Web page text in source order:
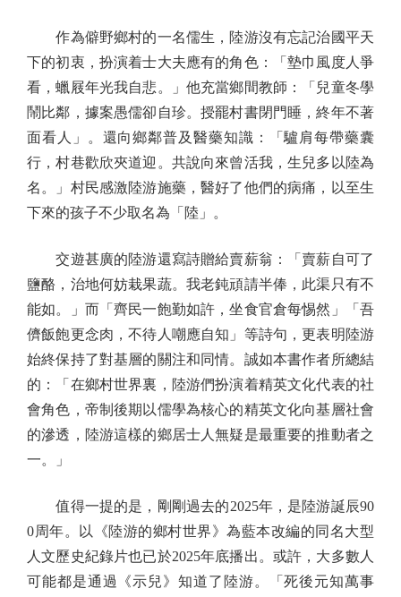
作為僻野鄉村的一名儒生，陸游沒有忘記治國平天
下的初衷，扮演着士大夫應有的角色：「墊巾風度人爭
看，蠟屐年光我自悲。」他充當鄉間教師：「兒童冬學
鬧比鄰，據案愚儒卻自珍。授罷村書閉門睡，終年不著
面看人」。還向鄉鄰普及醫藥知識：「驢肩每帶藥囊
行，村巷歡欣夾道迎。共說向來曾活我，生兒多以陸為
名。」村民感激陸游施藥，醫好了他們的病痛，以至生
下來的孩子不少取名為「陸」。
交遊甚廣的陸游還寫詩贈給賣薪翁：「賣薪自可了
鹽酪，治地何妨栽果蔬。我老鈍頑請半俸，此渠只有不
能如。」而「齊民一飽勤如許，坐食官倉每惕然」「吾
儕飯飽更念肉，不待人嘲應自知」等詩句，更表明陸游
始終保持了對基層的關注和同情。誠如本書作者所總結
的：「在鄉村世界裏，陸游們扮演着精英文化代表的社
會角色，帝制後期以儒學為核心的精英文化向基層社會
的滲透，陸游這樣的鄉居士人無疑是最重要的推動者之
一。」
值得一提的是，剛剛過去的2025年，是陸游誕辰90
0周年。以《陸游的鄉村世界》為藍本改編的同名大型
人文歷史紀錄片也已於2025年底播出。或許，大多數人
可能都是通過《示兒》知道了陸游。「死後元知萬事